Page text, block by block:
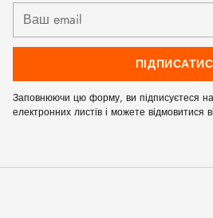
Ваш
email
Заповнюючи цю форму, ви підписуєтеся
електронних листів і можете відмовитися